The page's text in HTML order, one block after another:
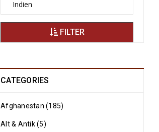
FILTER
CATEGORIES
Afghanestan (185)
Alt & Antik (5)